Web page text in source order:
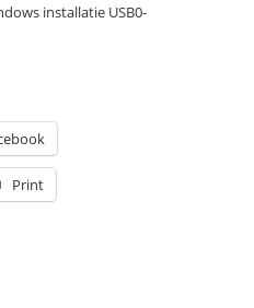
installatie USB0-
Print